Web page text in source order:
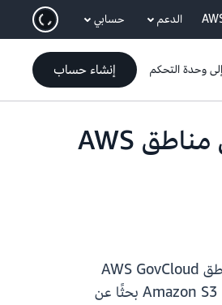
انتقل إلى المحتوى الرئيسي الدعم حسابي
وحدة التحكم إنشاء حساب
الحماية من البرامج الضارة من Amazon GuardDuty لـ S3 متاحة الآن في مناطق AWS
في مناطق AWS GovCloud
(الولايات المتحدة). يتيح لك هذا التوسع في الحماية من البرامج الضارة من GuardDuty فحص الكائنات التي تم تحميلها حديثًا إلى مجموعات Amazon S3 بحثًا عن